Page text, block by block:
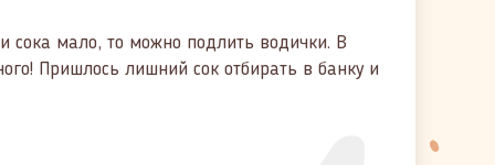
сока мало, то можно подлить водички. В
Пришлось лишний сок отбирать в банку и